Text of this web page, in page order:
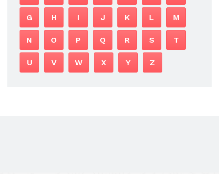
G H I J K L M
N O P Q R S T
U V W X Y Z